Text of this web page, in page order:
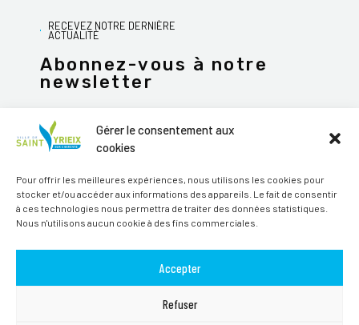
Gérer le consentement aux
cookies
Pour offrir les meilleures expériences, nous utilisons les cookies pour
stocker et/ou accéder aux informations des appareils. Le fait de consentir
à ces technologies nous permettra de traiter des données statistiques.
Nous n'utilisons aucun cookie à des fins commerciales.
Accepter
Refuser
RECEVEZ NOTRE DERNIÈRE
ACTUALITÉ
Abonnez-vous à notre
newsletter
JE M'ABONNE
Alternative: